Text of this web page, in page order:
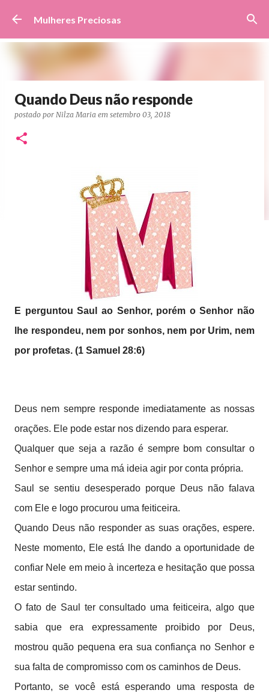
Pular para o conteúdo principal
Mulheres Preciosas
Quando Deus não responde
postado por Nilza Maria em setembro 03, 2018
E perguntou Saul ao Senhor, porém o Senhor não
lhe respondeu, nem por sonhos, nem por Urim, nem
por profetas. (1 Samuel 28:6)
Deus nem sempre responde imediatamente as nossas
orações. Ele pode estar nos dizendo para esperar.
Qualquer que seja a razão é sempre bom consultar o
Senhor e sempre uma má ideia agir por conta própria.
Saul se sentiu desesperado porque Deus não falava
com Ele e logo procurou uma feiticeira.
Quando Deus não responder as suas orações, espere.
Neste momento, Ele está lhe dando a oportunidade de
confiar Nele em meio à incerteza e hesitação que possa
estar sentindo.
O fato de Saul ter consultado uma feiticeira, algo que
sabia que era expressamente proibido por Deus,
mostrou quão pequena era sua confiança no Senhor e
sua falta de compromisso com os caminhos de Deus.
Portanto, se você está esperando uma resposta de